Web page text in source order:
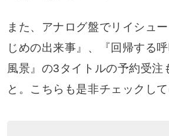
また、アナログ盤でリイシュ
じめの出来事』、『回帰する
風景』の3タイトルの予約受注
と。こちらも是非チェックして